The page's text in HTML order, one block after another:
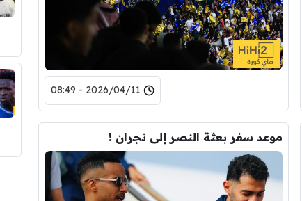
2026/04/11 - 08:49
موعد سفر بعثة النصر إلى نجران !